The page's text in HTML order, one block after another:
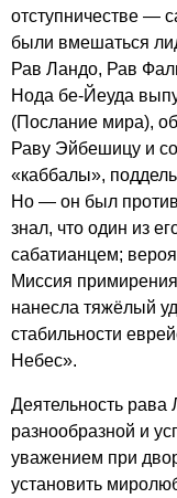
отступничестве —
были вмешаться
Рав Ландо, Рав
Нода бе-Йеуда
(Послание мира),
Раву Эйбешицу и
«каббалы»,
Но — он был
знал, что один из
сабатианцем;
Миссия
нанесла тяжёлый
стабильности
Небес».
Деятельность
разнообразной и
уважением при
установить